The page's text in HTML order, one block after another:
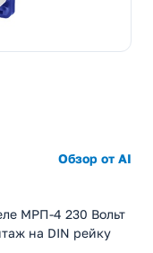
Обзор от AI
МРП-4 230 Вольт
на DIN рейку